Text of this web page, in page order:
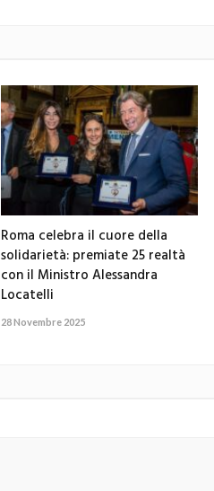
Roma celebra il cuore della
solidarietà: premiate 25 realtà
con il Ministro Alessandra
Locatelli
28 Novembre 2025